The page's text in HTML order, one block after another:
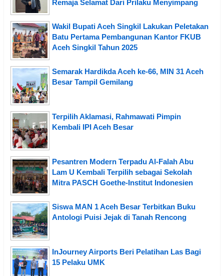
Remaja Selamat Dari Prilaku Menyimpang
Wakil Bupati Aceh Singkil Lakukan Peletakan
Batu Pertama Pembangunan Kantor FKUB
Aceh Singkil Tahun 2025
Semarak Hardikda Aceh ke-66, MIN 31 Aceh
Besar Tampil Gemilang
Terpilih Aklamasi, Rahmawati Pimpin
Kembali IPI Aceh Besar
Pesantren Modern Terpadu Al-Falah Abu
Lam U Kembali Terpilih sebagai Sekolah
Mitra PASCH Goethe-Institut Indonesien
Siswa MAN 1 Aceh Besar Terbitkan Buku
Antologi Puisi Jejak di Tanah Rencong
InJourney Airports Beri Pelatihan Las Bagi
15 Pelaku UMK